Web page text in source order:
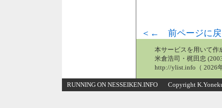
＜← 前ページに戻
本サービスを用いて作
米倉浩司・梶田忠
http://ylist.info（ 2026
RUNNING ON NESSEIKEN.INFO Copyright